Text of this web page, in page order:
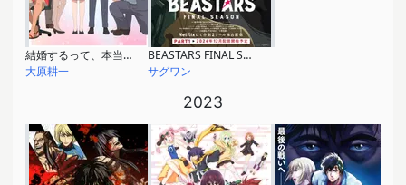
結婚するって、本当ですか
大原耕一
BEASTARS FINAL SEASON Part1
サグワン
2023